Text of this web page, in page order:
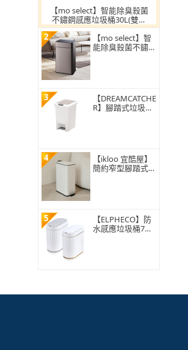
【mo select】智能除臭殺菌
不鏽鋼感應垃圾桶30L(雙開
蓋/大容量/附充電電池/mo選)
2
【mo select】智
能除臭殺菌不鏽鋼
3
【DREAMCATCHE
R】腳踏式垃圾桶
4
【ikloo 宜酷屋】
簡約窄型腳踏式垃
5
【ELPHECO】防
水感應垃圾桶7公